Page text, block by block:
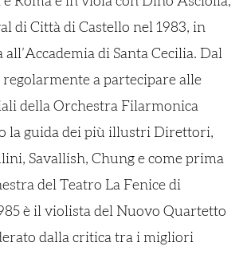
di Città di Castello nel 1983, in
all’Accademia di Santa Cecilia. Dal
a partecipare alle
della Orchestra Filarmonica
la guida dei più illustri Direttori,
Savallish, Chung e come prima
del Teatro La Fenice di
è il violista del Nuovo Quartetto
dalla critica tra i migliori